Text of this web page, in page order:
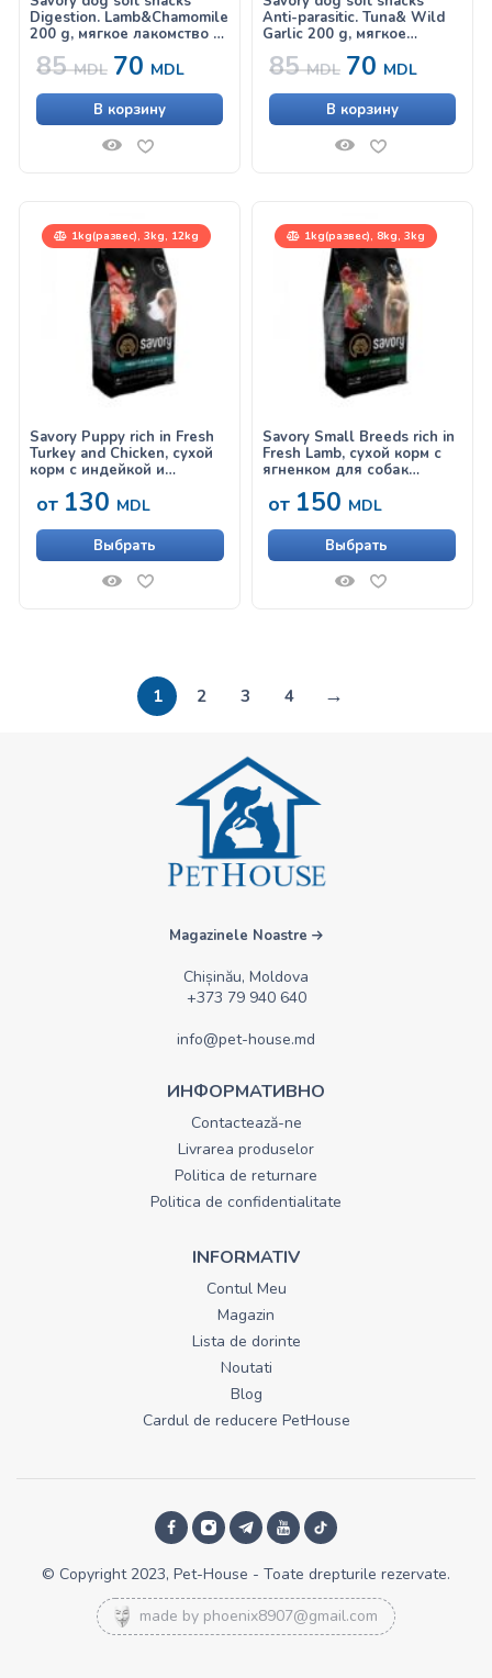
Digestion. Lamb&Chamomile
200 g, мягкое лакомство с
улучшения пищеварения у
85MDL 70 MDL
В корзину
Anti-parasitic. Tuna& Wild
Garlic 200 g, мягкое
диким чесноком, с
эффектом для собак
85MDL 70 MDL
В корзину
1kg(развес), 3kg, 12kg
Savory Puppy rich in Fresh
Turkey and Chicken, сухой
корм с индейкой и
от 130 MDL
Выбрать
1kg(развес), 8kg, 3kg
Savory Small Breeds rich in
Fresh Lamb, сухой корм с
ягненком для собак
от 150 MDL
Выбрать
1 2 3 4 →
Magazinele Noastre
Chișinău, Moldova
+373 79 940 640
info@pet-house.md
ИНФОРМАТИВНО
Contactează-ne
Livrarea produselor
Politica de returnare
Politica de confidentialitate
INFORMATIV
Contul Meu
Magazin
Lista de dorinte
Noutati
Blog
Cardul de reducere PetHouse
© Copyright 2023, Pet-House - Toate drepturile rezervate.
made by phoenix8907@gmail.com